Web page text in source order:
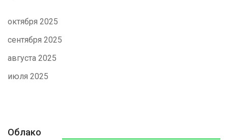
октября 2025
сентября 2025
августа 2025
июля 2025
Облако